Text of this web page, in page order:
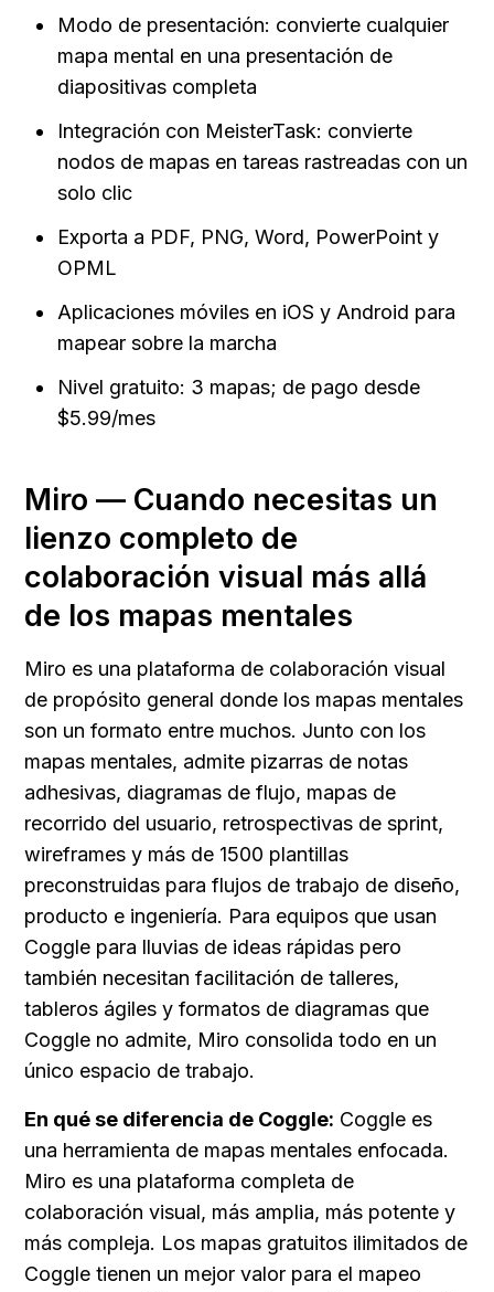
Modo de presentación: convierte cualquier
mapa mental en una presentación de
diapositivas completa
Integración con MeisterTask: convierte
nodos de mapas en tareas rastreadas con un
solo clic
Exporta a PDF, PNG, Word, PowerPoint y
OPML
Aplicaciones móviles en iOS y Android para
mapear sobre la marcha
Nivel gratuito: 3 mapas; de pago desde
$5.99/mes
Miro — Cuando necesitas un
lienzo completo de
colaboración visual más allá
de los mapas mentales
Miro es una plataforma de colaboración visual
de propósito general donde los mapas mentales
son un formato entre muchos. Junto con los
mapas mentales, admite pizarras de notas
adhesivas, diagramas de flujo, mapas de
recorrido del usuario, retrospectivas de sprint,
wireframes y más de 1500 plantillas
preconstruidas para flujos de trabajo de diseño,
producto e ingeniería. Para equipos que usan
Coggle para lluvias de ideas rápidas pero
también necesitan facilitación de talleres,
tableros ágiles y formatos de diagramas que
Coggle no admite, Miro consolida todo en un
único espacio de trabajo.
En qué se diferencia de Coggle: Coggle es
una herramienta de mapas mentales enfocada.
Miro es una plataforma completa de
colaboración visual, más amplia, más potente y
más compleja. Los mapas gratuitos ilimitados de
Coggle tienen un mejor valor para el mapeo